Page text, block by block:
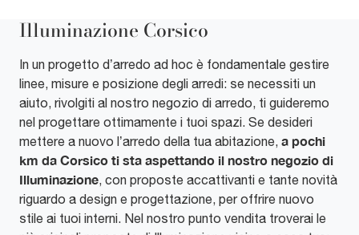
Illuminazione Corsico
In un progetto d’arredo ad hoc è fondamentale gestire
linee, misure e posizione degli arredi: se necessiti un
aiuto, rivolgiti al nostro negozio di arredo, ti guideremo
nel progettare ottimamente i tuoi spazi. Se desideri
mettere a nuovo l’arredo della tua abitazione, a pochi
km da Corsico ti sta aspettando il nostro negozio di
Illuminazione, con proposte accattivanti e tante novità
riguardo a design e progettazione, per offrire nuovo
stile ai tuoi interni. Nel nostro punto vendita troverai le